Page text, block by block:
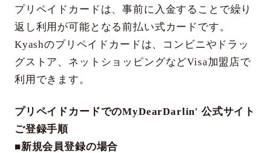
プリペイドカードは、事前に入金することで繰り
返し利用が可能となる前払い式カードです。
Kyashのプリペイドカードは、コンビニやドラッ
グストア、ネットショッピングなどVisa加盟店で
利用できます。
プリペイドカードでのMyDearDarlin' 公式サイト
ご登録手順
■新規会員登録の場合